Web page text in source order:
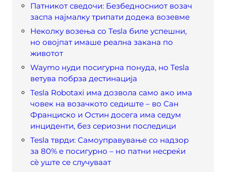
Патникот сведочи: Безбедносниот возач
заспа најмалку трипати додека возевме
Неколку возења со Tesla биле успешни,
но овојпат имаше реална закана по
животот
Waymo нуди посигурна понуда, но Tesla
ветува побрза дестинација
Tesla Robotaxi има дозвола само ако има
човек на возачкото седиште – во Сан
Франциско и Остин досега има седум
инциденти, без сериозни последици
Tesla тврди: Самоуправување со надзор
за 80% е посигурно – но патни несреќи
сè уште се случуваат